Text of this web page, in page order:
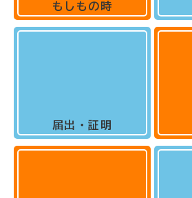
もしもの時
届出・証明